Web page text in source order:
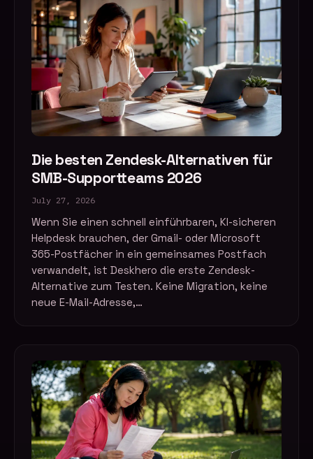
Die besten Zendesk-Alternativen für
SMB-Supportteams 2026
July 27, 2026
Wenn Sie einen schnell einführbaren, KI-sicheren
Helpdesk brauchen, der Gmail- oder Microsoft
365-Postfächer in ein gemeinsames Postfach
verwandelt, ist Deskhero die erste Zendesk-
Alternative zum Testen. Keine Migration, keine
neue E-Mail-Adresse,…